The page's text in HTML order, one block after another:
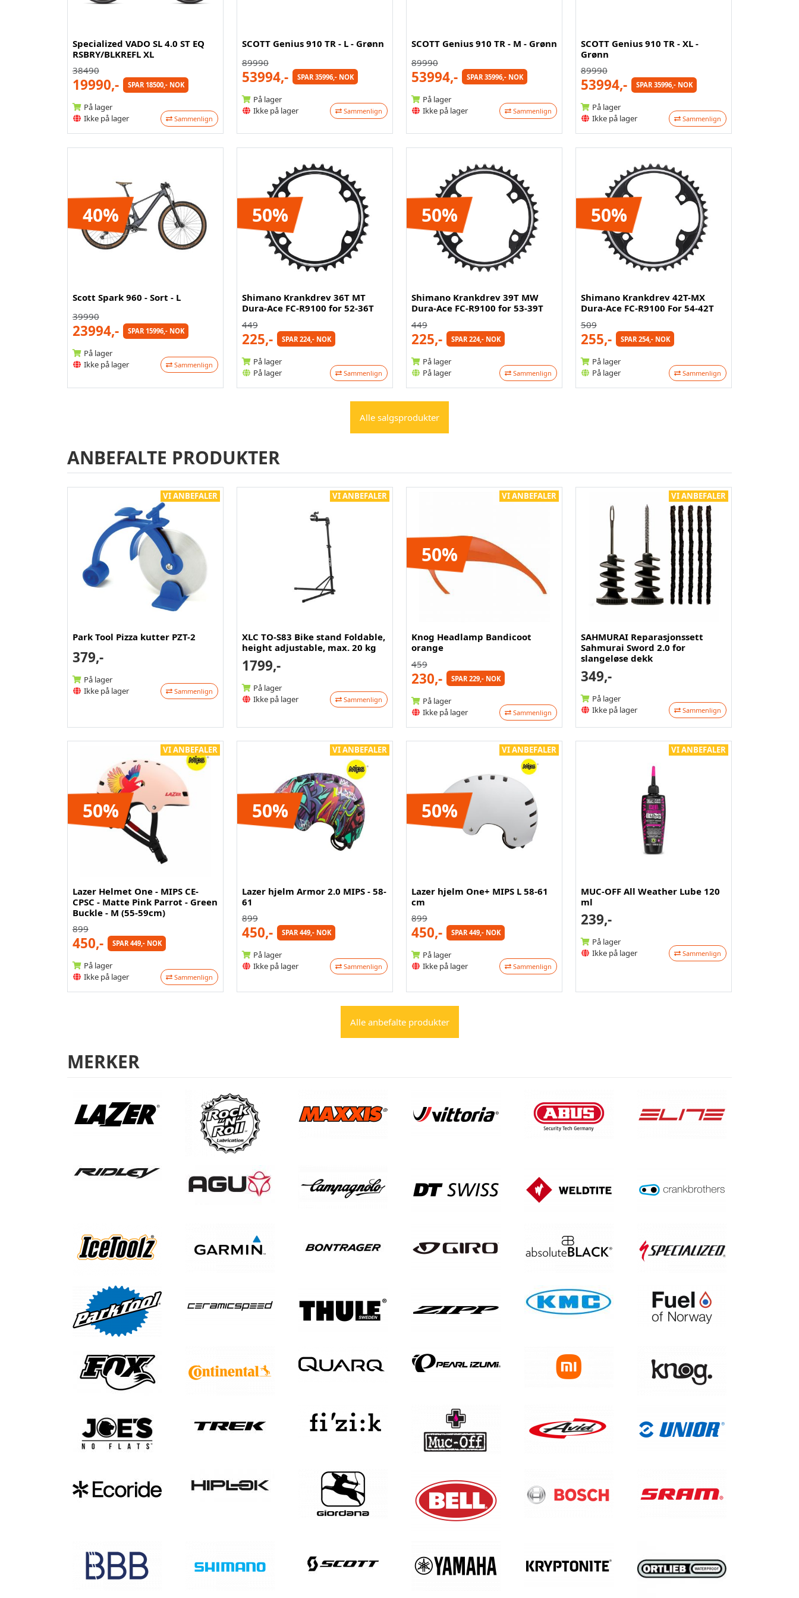
Specialized VADO SL 4.0 ST EQ
RSBRY/BLKREFL XL
38490
19990,- SPAR 18500,- NOK
På lager
Ikke på lager
Sammenlign
SCOTT Genius 910 TR - L - Grønn
89990
53994,- SPAR 35996,- NOK
På lager
Ikke på lager
Sammenlign
SCOTT Genius 910 TR - M - Grønn
89990
53994,- SPAR 35996,- NOK
På lager
Ikke på lager
Sammenlign
SCOTT Genius 910 TR - XL -
Grønn
89990
53994,- SPAR 35996,- NOK
På lager
Ikke på lager
Sammenlign
40%
Scott Spark 960 - Sort - L
39990
23994,- SPAR 15996,- NOK
På lager
Ikke på lager
Sammenlign
50%
Shimano Krankdrev 36T MT
Dura-Ace FC-R9100 for 52-36T
449
225,- SPAR 224,- NOK
På lager
På lager
Sammenlign
50%
Shimano Krankdrev 39T MW
Dura-Ace FC-R9100 for 53-39T
449
225,- SPAR 224,- NOK
På lager
På lager
Sammenlign
50%
Shimano Krankdrev 42T-MX
Dura-Ace FC-R9100 For 54-42T
509
255,- SPAR 254,- NOK
På lager
På lager
Sammenlign
Alle salgsprodukter
ANBEFALTE PRODUKTER
VI ANBEFALER
Park Tool Pizza kutter PZT-2
379,-
På lager
Ikke på lager
Sammenlign
VI ANBEFALER
XLC TO-S83 Bike stand Foldable,
height adjustable, max. 20 kg
1799,-
På lager
Ikke på lager
Sammenlign
VI ANBEFALER
50%
Knog Headlamp Bandicoot
orange
459
230,- SPAR 229,- NOK
På lager
Ikke på lager
Sammenlign
VI ANBEFALER
SAHMURAI Reparasjonssett
Sahmurai Sword 2.0 for
slangeløse dekk
349,-
På lager
Ikke på lager
Sammenlign
VI ANBEFALER
50%
Lazer Helmet One - MIPS CE-
CPSC - Matte Pink Parrot - Green
Buckle - M (55-59cm)
899
450,- SPAR 449,- NOK
På lager
Ikke på lager
Sammenlign
VI ANBEFALER
50%
Lazer hjelm Armor 2.0 MIPS - 58-
61
899
450,- SPAR 449,- NOK
På lager
Ikke på lager
Sammenlign
VI ANBEFALER
50%
Lazer hjelm One+ MIPS L 58-61
cm
899
450,- SPAR 449,- NOK
På lager
Ikke på lager
Sammenlign
VI ANBEFALER
MUC-OFF All Weather Lube 120
ml
239,-
På lager
Ikke på lager
Sammenlign
Alle anbefalte produkter
MERKER